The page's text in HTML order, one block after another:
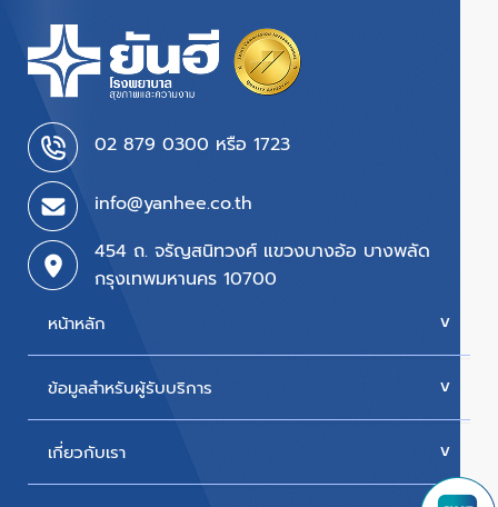
02 879 0300 หรือ 1723
info@yanhee.co.th
454 ถ. จรัญสนิทวงศ์ แขวงบางอ้อ บางพลัด
กรุงเทพมหานคร 10700
หน้าหลัก
บริการของเรา
ข้อมูลสำหรับผู้รับบริการ
นัดหมายแพทย์
เกี่ยวกับเรา